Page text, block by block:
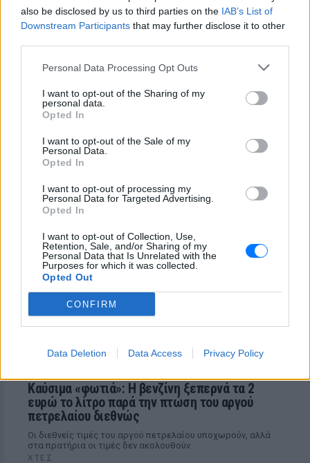
also be disclosed by us to third parties on the IAB’s List of
Downstream Participants that may further disclose it to other
Personal Data Processing Opt Outs
I want to opt-out of the Sharing of my
personal data.
Opted In
I want to opt-out of the Sale of my
Personal Data.
Opted In
I want to opt-out of processing my
Personal Data for Targeted Advertising.
Opted In
I want to opt-out of Collection, Use,
Retention, Sale, and/or Sharing of my
Personal Data that Is Unrelated with the
Purposes for which it was collected.
Opted Out
CONFIRM
Data Deletion Data Access Privacy Policy
19χρονο να οδηγείται με τη βία
για επιστράτευση ‑ Τι είναι το
«busification»
ΧΤΕΣ
Βίντεο που φέρεται να δείχνει βίαιη
επιστράτευση στην Ουκρανία
επαναφέρει τη συζήτηση για το λεγόμενο
Πάρο: 4χρονος έχασε τη ζωή
του σε πισίνα beach bar –
ΧΤΕΣ
σύμφωνα με πληροφορίες, κανείς δεν
βρισκόταν κοντά στο παιδί εκείνη την
ώρα
Καύσιμα «φωτιά»: Η βενζίνη ξεπερνά τα 2
ευρώ το λίτρο παρά την πτώση του αργού
πετρελαίου διεθνώς
Οι διεθνείς τιμές του αργού πετρελαίου υποχωρούν, αλλά
στα πρατήρια οι τιμές δεν ακολουθούν
ΧΤΕΣ